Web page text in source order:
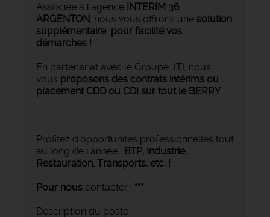
Associée à l'agence INTERIM 36
ARGENTON, nous vous offrons une solution
supplémentaire pour facilité vos
démarches !
En partenariat avec le Groupe JTI, nous
vous proposons des contrats intérims ou
placement CDD ou CDI sur tout le BERRY
Profitez d'opportunités professionnelles tout
au long de l'année : BTP, Industrie,
Restauration, Transports, etc. !
Pour nous contacter : ***
Description du poste